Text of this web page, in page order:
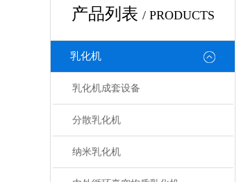
产品列表 / PRODUCTS
乳化机
乳化机成套设备
分散乳化机
纳米乳化机